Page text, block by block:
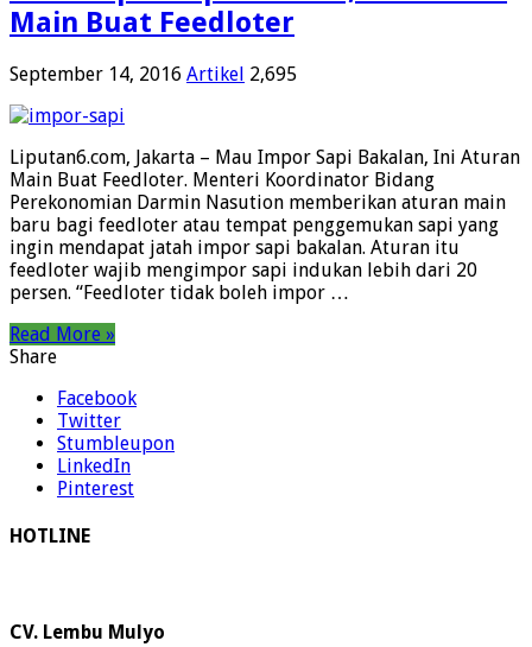
Main Buat Feedloter
September 14, 2016 Artikel 2,695
Liputan6.com, Jakarta – Mau Impor Sapi Bakalan, Ini Aturan
Main Buat Feedloter. Menteri Koordinator Bidang
Perekonomian Darmin Nasution memberikan aturan main
baru bagi feedloter atau tempat penggemukan sapi yang
ingin mendapat jatah impor sapi bakalan. Aturan itu
feedloter wajib mengimpor sapi indukan lebih dari 20
persen. “Feedloter tidak boleh impor …
Read More »
Share
Facebook
Twitter
Stumbleupon
LinkedIn
Pinterest
HOTLINE
CV. Lembu Mulyo